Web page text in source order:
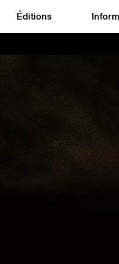
Éditions